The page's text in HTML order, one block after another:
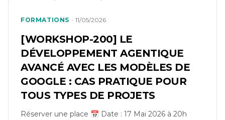
FORMATIONS • 11/05/2026
[WORKSHOP-200] LE
DÉVELOPPEMENT AGENTIQUE
AVANCÉ AVEC LES MODÈLES DE
GOOGLE : CAS PRATIQUE POUR
TOUS TYPES DE PROJETS
Réserver une place 📅 Date : 17 Mai 2026 à 20h